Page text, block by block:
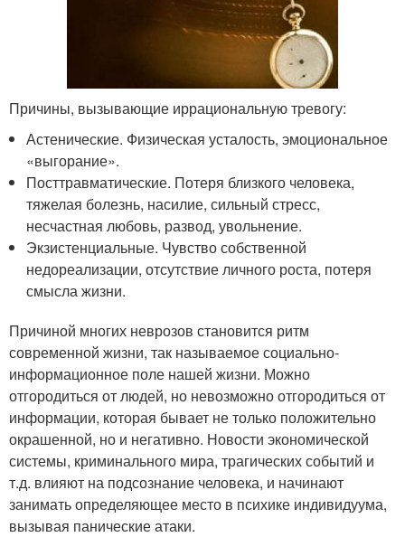
Причины, вызывающие иррациональную тревогу:
Астенические. Физическая усталость, эмоциональное
«выгорание».
Посттравматические. Потеря близкого человека,
тяжелая болезнь, насилие, сильный стресс,
несчастная любовь, развод, увольнение.
Экзистенциальные. Чувство собственной
недореализации, отсутствие личного роста, потеря
смысла жизни.
Причиной многих неврозов становится ритм
современной жизни, так называемое социально-
информационное поле нашей жизни. Можно
отгородиться от людей, но невозможно отгородиться от
информации, которая бывает не только положительно
окрашенной, но и негативно. Новости экономической
системы, криминального мира, трагических событий и
т.д. влияют на подсознание человека, и начинают
занимать определяющее место в психике индивидуума,
вызывая панические атаки.